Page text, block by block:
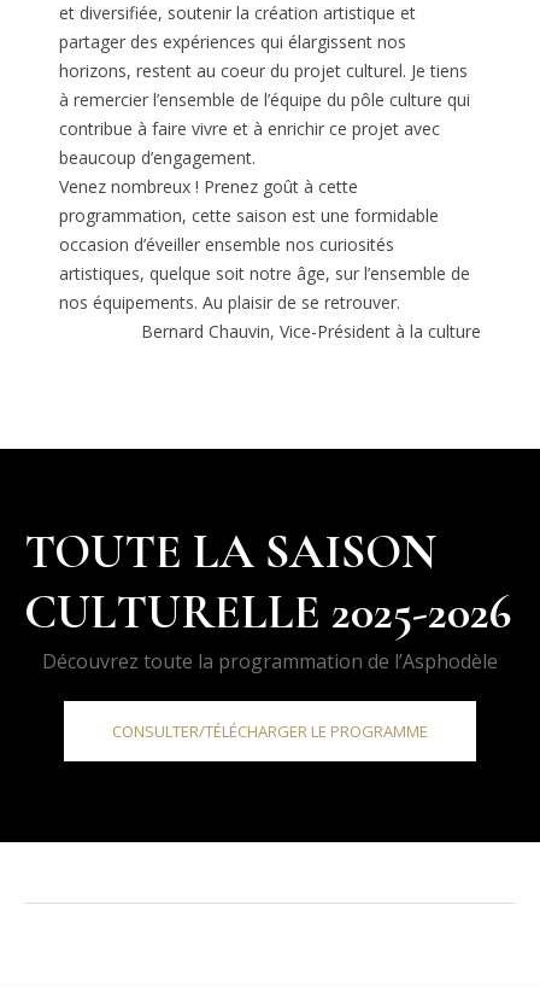
et diversifiée, soutenir la création artistique et
partager des expériences qui élargissent nos
horizons, restent au coeur du projet culturel. Je tiens
à remercier l’ensemble de l’équipe du pôle culture qui
contribue à faire vivre et à enrichir ce projet avec
beaucoup d’engagement.
Venez nombreux ! Prenez goût à cette
programmation, cette saison est une formidable
occasion d’éveiller ensemble nos curiosités
artistiques, quelque soit notre âge, sur l’ensemble de
nos équipements. Au plaisir de se retrouver.
Bernard Chauvin, Vice-Président à la culture
TOUTE LA SAISON
CULTURELLE 2025-2026
Découvrez toute la programmation de l’Asphodèle
CONSULTER/TÉLÉCHARGER LE PROGRAMME